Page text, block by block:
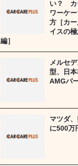
い？ カ
ワーケ
方［カ
イスの
編］
メルセ
型、日
AMGパ
マツダ
に500万